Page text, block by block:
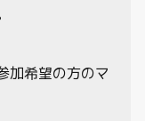
加希望の方のマ